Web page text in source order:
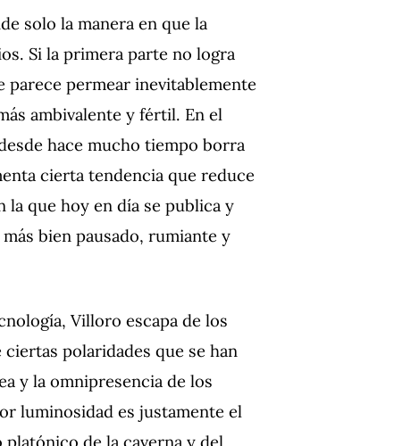
solo la manera en que la
Si la primera parte no logra
permear inevitablemente
ambivalente y fértil. En el
hace mucho tiempo borra
cierta tendencia que reduce
que hoy en día se publica y
bien pausado, rumiante y
Villoro escapa de los
polaridades que se han
y la omnipresencia de los
luminosidad es justamente el